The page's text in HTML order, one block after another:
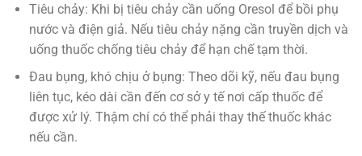
Tiêu chảy: Khi bị tiêu chảy cần uống Oresol để bồi phụ
nước và điện giả. Nếu tiêu chảy nặng cần truyền dịch và
uống thuốc chống tiêu chảy để hạn chế tạm thời.
Đau bụng, khó chịu ở bụng: Theo dõi kỹ, nếu đau bụng
liên tục, kéo dài cần đến cơ sở y tế nơi cấp thuốc để
được xử lý. Thậm chí có thể phải thay thế thuốc khác
nếu cần.